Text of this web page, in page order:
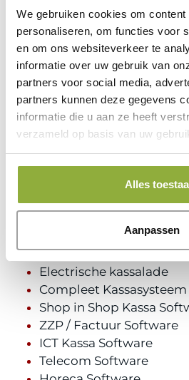
We gebruiken cookies om
personaliseren, om functies voor
en om ons websiteverkeer te
informatie over uw gebruik van
partners voor social media,
partners kunnen deze gegevens
informatie die u aan ze heeft
verzameld op basis van uw
Alles
Aanpassen
WooCommerce (add-
SMS berichten (add-on)
IP-Cloud koppeling
IP-Netwerk koppeling
Kilometer registratie
Cloud Agenda + app
Online afspraken + app
E-Boekhouden
Snelstart koppeling
Cloud Agenda + App
Datalogic presentatie
ESPOS Bonprinter
Electrische kassalade
Compleet
Shop in Shop Kassa
ZZP / Factuur Software
ICT Kassa Software
Telecom Software